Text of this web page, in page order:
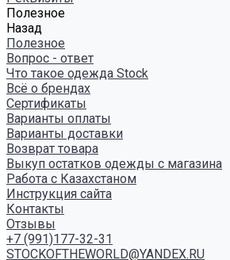
Полезное
Назад
Полезное
Вопрос - ответ
Что такое одежда Stock
Всё о брендах
Сертификаты
Варианты оплаты
Варианты доставки
Возврат товара
Выкуп остатков одежды с магазина
Работа с Казахстаном
Инструкция сайта
Контакты
Отзывы
+7 (991)177-32-31
STOCKOFTHEWORLD@YANDEX.RU